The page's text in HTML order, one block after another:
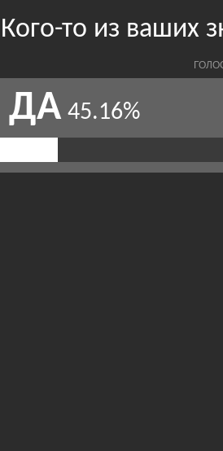
Кого-то из ваших
ДА 45.16%